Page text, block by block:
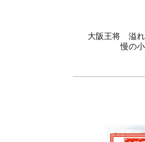
大阪王将 溢れ
慢の